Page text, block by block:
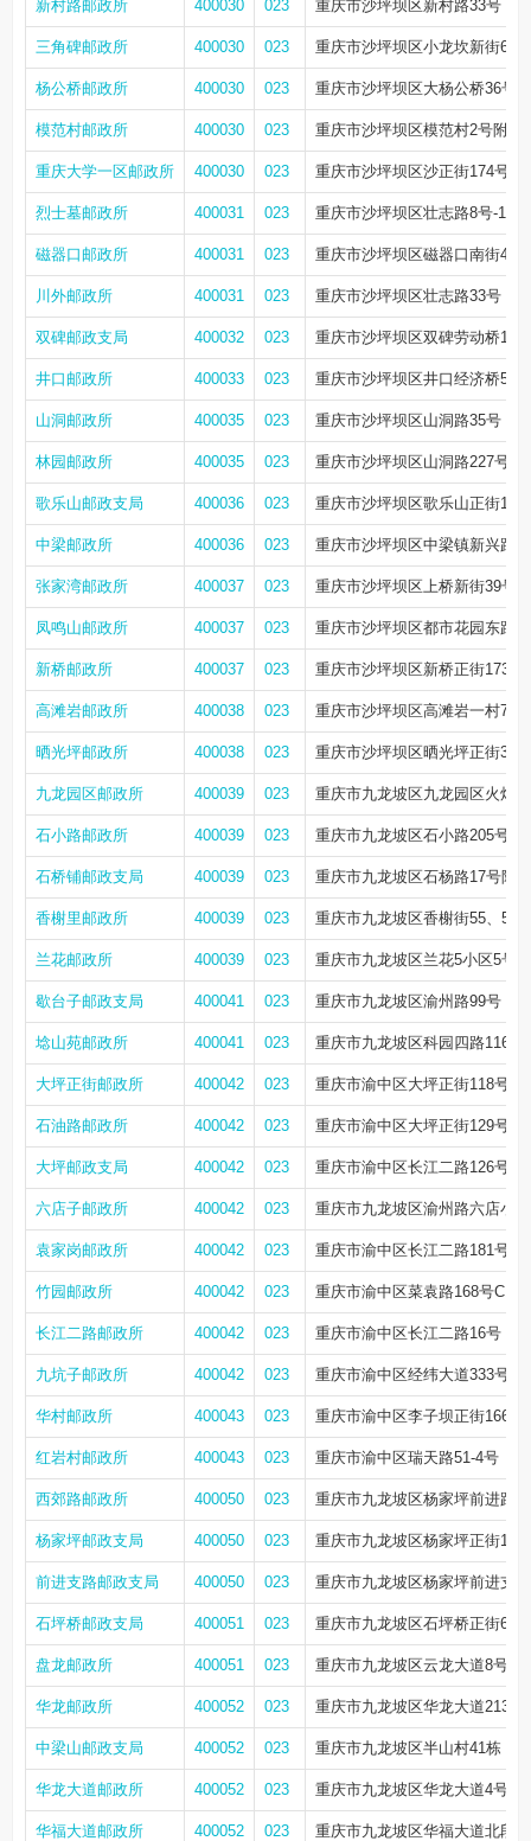
新村路邮政所 400030 023 重庆市沙坪坝区新村路33号
三角碑邮政所 400030 023 重庆市沙坪坝区小龙坎新街60号
杨公桥邮政所 400030 023 重庆市沙坪坝区大杨公桥36号
模范村邮政所 400030 023 重庆市沙坪坝区模范村2号附9号
重庆大学一区邮政所 400030 023 重庆市沙坪坝区沙正街174号
烈士墓邮政所 400031 023 重庆市沙坪坝区壮志路8号-1-11
磁器口邮政所 400031 023 重庆市沙坪坝区磁器口南街4号
川外邮政所 400031 023 重庆市沙坪坝区壮志路33号
双碑邮政支局 400032 023 重庆市沙坪坝区双碑劳动桥119
井口邮政所 400033 023 重庆市沙坪坝区井口经济桥57
山洞邮政所 400035 023 重庆市沙坪坝区山洞路35号
林园邮政所 400035 023 重庆市沙坪坝区山洞路227号
歌乐山邮政支局 400036 023 重庆市沙坪坝区歌乐山正街141
中梁邮政所 400036 023 重庆市沙坪坝区中梁镇新兴路1
张家湾邮政所 400037 023 重庆市沙坪坝区上桥新街39号
凤鸣山邮政所 400037 023 重庆市沙坪坝区都市花园东路2
新桥邮政所 400037 023 重庆市沙坪坝区新桥正街173号
高滩岩邮政所 400038 023 重庆市沙坪坝区高滩岩一村7-
晒光坪邮政所 400038 023 重庆市沙坪坝区晒光坪正街39
九龙园区邮政所 400039 023 重庆市九龙坡区九龙园区火炬
石小路邮政所 400039 023 重庆市九龙坡区石小路205号
石桥铺邮政支局 400039 023 重庆市九龙坡区石杨路17号附
香榭里邮政所 400039 023 重庆市九龙坡区香榭街55、57
兰花邮政所 400039 023 重庆市九龙坡区兰花5小区5号
歇台子邮政支局 400041 023 重庆市九龙坡区渝州路99号
埝山苑邮政所 400041 023 重庆市九龙坡区科园四路116号
大坪正街邮政所 400042 023 重庆市渝中区大坪正街118号4
石油路邮政所 400042 023 重庆市渝中区大坪正街129号
大坪邮政支局 400042 023 重庆市渝中区长江二路126号
六店子邮政所 400042 023 重庆市九龙坡区渝州路六店小
袁家岗邮政所 400042 023 重庆市渝中区长江二路181号
竹园邮政所 400042 023 重庆市渝中区菜袁路168号C1-
长江二路邮政所 400042 023 重庆市渝中区长江二路16号
九坑子邮政所 400042 023 重庆市渝中区经纬大道333号附
华村邮政所 400043 023 重庆市渝中区李子坝正街166号
红岩村邮政所 400043 023 重庆市渝中区瑞天路51-4号
西郊路邮政所 400050 023 重庆市九龙坡区杨家坪前进路
杨家坪邮政支局 400050 023 重庆市九龙坡区杨家坪正街18号
前进支路邮政支局 400050 023 重庆市九龙坡区杨家坪前进支
石坪桥邮政支局 400051 023 重庆市九龙坡区石坪桥正街62
盘龙邮政所 400051 023 重庆市九龙坡区云龙大道8号附
华龙邮政所 400052 023 重庆市九龙坡区华龙大道213号
中梁山邮政支局 400052 023 重庆市九龙坡区半山村41栋（
华龙大道邮政所 400052 023 重庆市九龙坡区华龙大道4号附
华福大道邮政所 400052 023 重庆市九龙坡区华福大道北段